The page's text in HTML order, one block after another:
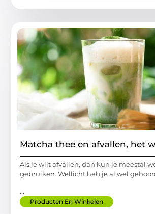
Matcha thee en afvallen, het
Als je wilt afvallen, dan kun je meestal
gebruiken. Wellicht heb je al wel
...
Producten En Winkelen